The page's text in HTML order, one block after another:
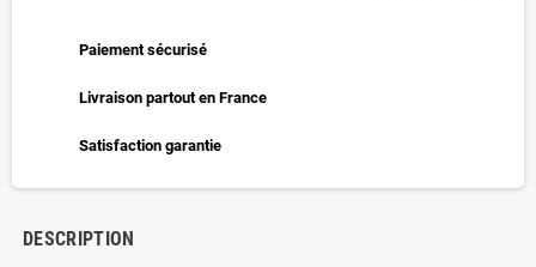
Paiement sécurisé
Livraison partout en France
Satisfaction garantie
DESCRIPTION